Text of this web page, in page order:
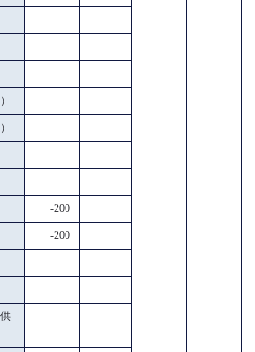
-200
-200